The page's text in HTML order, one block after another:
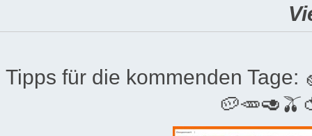
Tipps für die kommenden